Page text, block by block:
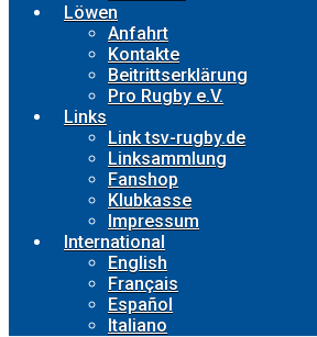
Löwen
Anfahrt
Kontakte
Beitrittserklärung
Pro Rugby e.V.
Links
Link tsv-rugby.de
Linksammlung
Fanshop
Klubkasse
Impressum
International
English
Français
Español
Italiano